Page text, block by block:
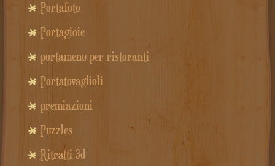
Portafoto
Portagioie
portamenu per ristoranti
Portatovaglioli
premiazioni
Puzzles
Ritratti 3d